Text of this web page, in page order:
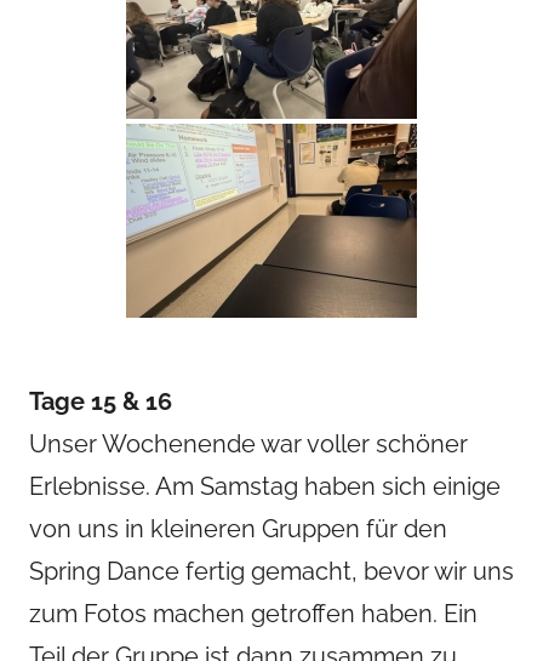
Tage 15 & 16
Unser Wochenende war voller schöner
Erlebnisse. Am Samstag haben sich einige
von uns in kleineren Gruppen für den
Spring Dance fertig gemacht, bevor wir uns
zum Fotos machen getroffen haben. Ein